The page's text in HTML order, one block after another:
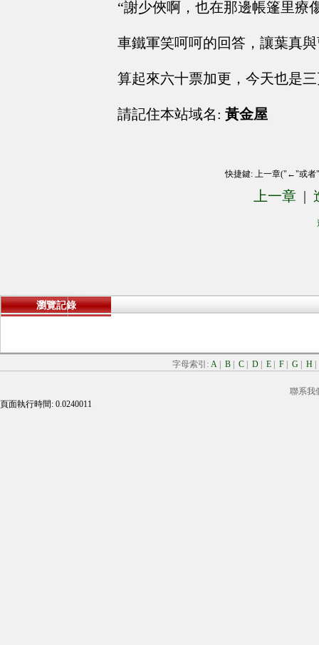
“謝少俠啊，也在那邊帳篷里療
車鐵軍笑呵呵的回答，讓葉真
算起來六十票加更，今天也是
請記住本站域名: 黃金屋
快捷鍵: 上一章("←"或
上一章 |
瀏覽記錄
字母索引: A B C D E F G H
聯系我
頁面執行時間: 0.0240011